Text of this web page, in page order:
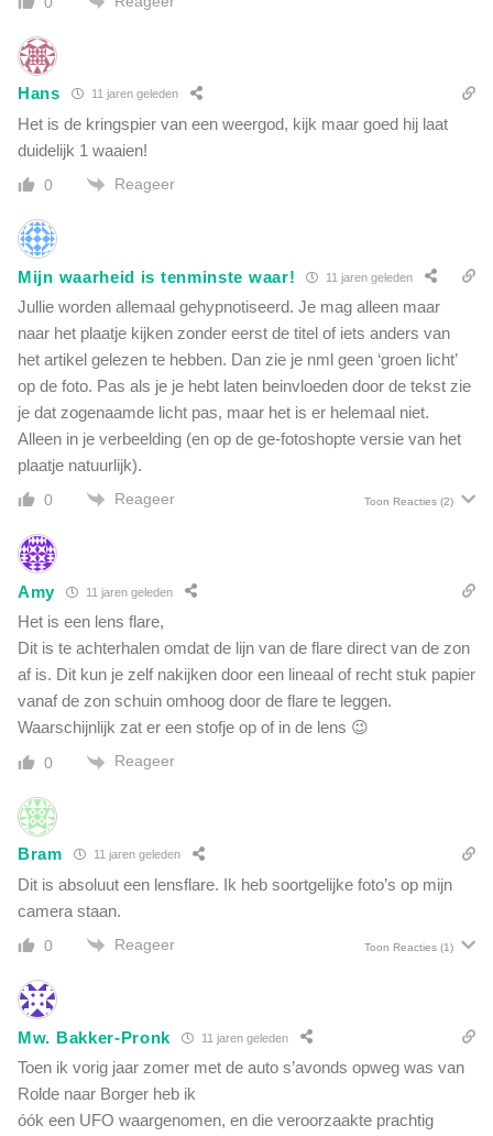
n
d
a
4
7
2
5
0
b
e
n
w
r
l
d
w
a
g
n
o
m
e
Hans 11 jaren geleden
Het is de kringspier van een weergod, kijk maar goed hij laat
duidelijk 1 waaien!
0 Reageer
Mijn waarheid is tenminste waar! 11 jaren geleden
Jullie worden allemaal gehypnotiseerd. Je mag alleen maar
naar het plaatje kijken zonder eerst de titel of iets anders van
het artikel gelezen te hebben. Dan zie je nml geen ‘groen licht’
op de foto. Pas als je je hebt laten beinvloeden door de tekst zie
je dat zogenaamde licht pas, maar het is er helemaal niet.
Alleen in je verbeelding (en op de ge-fotoshopte versie van het
plaatje natuurlijk).
0 Reageer Toon Reacties (2)
Amy 11 jaren geleden
Het is een lens flare,
Dit is te achterhalen omdat de lijn van de flare direct van de zon
af is. Dit kun je zelf nakijken door een lineaal of recht stuk papier
vanaf de zon schuin omhoog door de flare te leggen.
Waarschijnlijk zat er een stofje op of in de lens 😉
0 Reageer
Bram 11 jaren geleden
Dit is absoluut een lensflare. Ik heb soortgelijke foto’s op mijn
camera staan.
0 Reageer Toon Reacties (1)
Mw. Bakker-Pronk 11 jaren geleden
Toen ik vorig jaar zomer met de auto s’avonds opweg was van
Rolde naar Borger heb ik
óók een UFO waargenomen, en die veroorzaakte prachtig